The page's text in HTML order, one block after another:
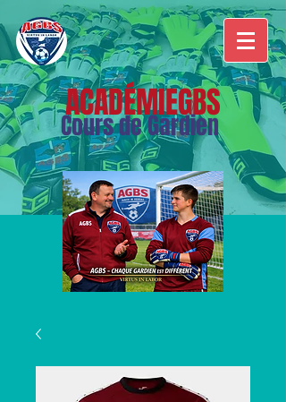
ACADÉMIEGBS
Cours de Gardien